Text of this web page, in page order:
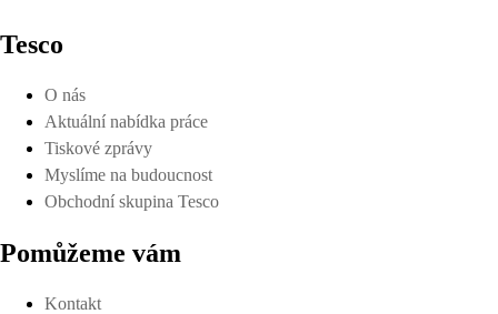
Tesco
O nás
Aktuální nabídka práce
Tiskové zprávy
Myslíme na budoucnost
Obchodní skupina Tesco
Pomůžeme vám
Kontakt